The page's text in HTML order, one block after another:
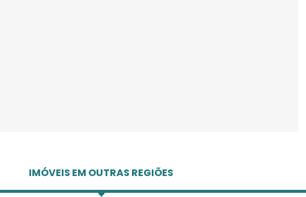
IMÓVEIS EM OUTRAS REGIÕES